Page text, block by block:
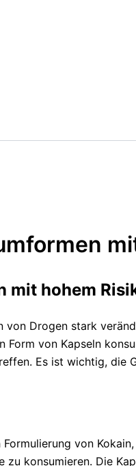
mit hohem
Drogen stark
von Kapseln
Es ist wichtig, die
von
konsumieren. Die